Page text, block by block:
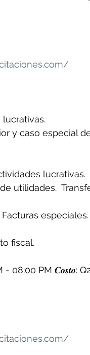
y caso especial
lucrativas.
utilidades.
especiales.
fiscal.
08:00 PM 𝑪𝒐𝒔𝒕𝒐: